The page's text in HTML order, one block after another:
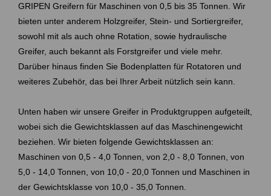
GRIPEN Greifern für Maschinen von 0,5 bis 35 Tonnen. Wir
bieten unter anderem Holzgreifer, Stein- und Sortiergreifer,
sowohl mit als auch ohne Rotation, sowie hydraulische
Greifer, auch bekannt als Forstgreifer und viele mehr.
Darüber hinaus finden Sie Bodenplatten für Rotatoren und
weiteres Zubehör, das bei Ihrer Arbeit nützlich sein kann.
Unten haben wir unsere Greifer in Produktgruppen aufgeteilt,
wobei sich die Gewichtsklassen auf das Maschinengewicht
beziehen. Wir bieten folgende Gewichtsklassen an:
Maschinen von 0,5 - 4,0 Tonnen , von 2,0 - 8,0 Tonnen , von
5,0 - 14,0 Tonnen , von 10,0 - 20,0 Tonnen und Maschinen in
der Gewichtsklasse von 10,0 - 35,0 Tonnen